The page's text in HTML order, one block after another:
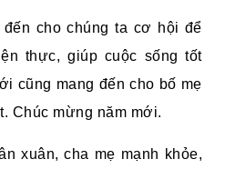
đến cho chúng ta cơ hội để
thực, giúp cuộc sống tốt
cũng mang đến cho bố mẹ
Chúc mừng năm mới.
xuân, cha mẹ mạnh khỏe,